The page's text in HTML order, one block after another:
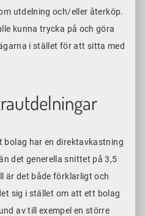
utdelning och/eller återköp.
kunna trycka på och göra
i stället för att sitta med
bolag har en direktavkastning
det generella snittet på 3,5
är det både förklarligt och
sig i stället om att ett bolag
av till exempel en större